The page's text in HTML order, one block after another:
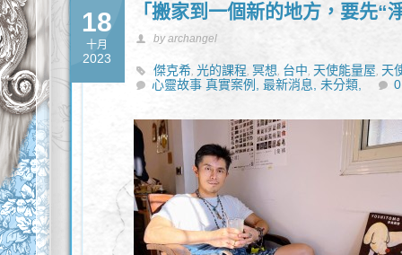
18
十月
2023
「搬家到一個新的地方，要先“
by archangel
傑克希,光的課程,冥想, 台中, 天使能量屋, 天
靈性諮商 ,靈性諮詢
心靈故事 真實案例,最新消息,未分類,